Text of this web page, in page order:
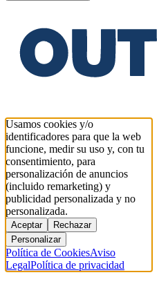
Usamos cookies y/o
identificadores para que la web
funcione, medir su uso y, con tu
consentimiento, para
personalización de anuncios
(incluido remarketing) y
publicidad personalizada y no
personalizada.
Aceptar
Rechazar
Personalizar
Política de CookiesAviso
LegalPolítica de privacidad